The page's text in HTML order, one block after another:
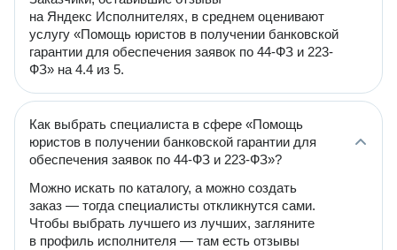
на Яндекс Исполнителях, в среднем оценивают
услугу «Помощь юристов в получении банковской
гарантии для обеспечения заявок по 44-ФЗ и 223-
ФЗ» на 4.4 из 5.
Как выбрать специалиста в сфере «Помощь
юристов в получении банковской гарантии для
обеспечения заявок по 44-ФЗ и 223-ФЗ»?
Можно искать по каталогу, а можно создать
заказ — тогда специалисты откликнутся сами.
Чтобы выбрать лучшего из лучших, загляните
в профиль исполнителя — там есть отзывы